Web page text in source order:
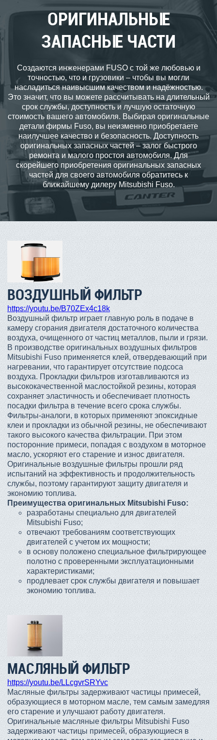
ОРИГИНАЛЬНЫЕ
ЗАПАСНЫЕ ЧАСТИ
Создаются инженерами FUSO с той же любовью и
точностью, что и грузовики – чтобы вы могли
насладиться наивысшим качеством и надёжностью.
Это значит, что вы можете рассчитывать на длительный
срок службы, доступность и лучшую остаточную
стоимость вашего автомобиля. Выбирая оригинальные
детали фирмы Fuso, вы неизменно приобретаете
наилучшее качество и безопасность. Доступность
оригинальных запасных частей – залог быстрого
ремонта и малого простоя автомобиля. Для
скорейшего приобретения оригинальных запасных
частей для своего автомобиля обратитесь к
ближайшему дилеру Mitsubishi Fuso.
ВОЗДУШНЫЙ ФИЛЬТР
https://youtu.be/B70ZEx4c18k
Воздушный фильтр играет главную роль в подаче в
камеру сгорания двигателя достаточного количества
воздуха, очищенного от частиц металлов, пыли и грязи.
В производстве оригинальных воздушных фильтров
Mitsubishi Fuso применяется клей, отвердевающий при
нагревании, что гарантирует отсутствие подсоса
воздуха. Прокладки фильтров изготавливаются из
высококачественной маслостойкой резины, которая
сохраняет эластичность и обеспечивает плотность
посадки фильтра в течение всего срока службы.
Фильтры-аналоги, в которых применяют эпоксидные
клеи и прокладки из обычной резины, не обеспечивают
такого высокого качества фильтрации. При этом
посторонние примеси, попадая с воздухом в моторное
масло, ускоряют его старение и износ двигателя.
Оригинальные воздушные фильтры прошли ряд
испытаний на эффективность и продолжительность
службы, поэтому гарантируют защиту двигателя и
экономию топлива.
Преимущества оригинальных Mitsubishi Fuso:
разработаны специально для двигателей
Mitsubishi Fuso;
отвечают требованиям соответствующих
двигателей с учетом их мощности;
в основу положено специальное фильтрирующее
полотно с проверенными эксплуатационными
характеристиками;
продлевает срок службы двигателя и повышает
экономию топлива.
МАСЛЯНЫЙ ФИЛЬТР
https://youtu.be/LLcgvrSRYvc
Масляные фильтры задерживают частицы примесей,
образующиеся в моторном масле, тем самым замедляя
его старение и улучшают работу двигателя.
Оригинальные масляные фильтры Mitsubishi Fuso
задерживают частицы примесей, образующиеся в